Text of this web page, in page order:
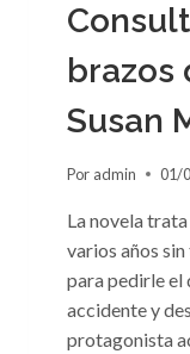
brazos
Susan
Por admin 01/
La novela
varios años
para pedirle el
accidente y
protagonista